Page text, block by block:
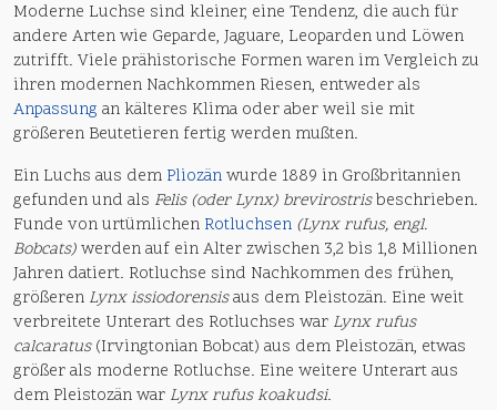
Moderne Luchse sind kleiner, eine Tendenz, die auch für
andere Arten wie Geparde, Jaguare, Leoparden und Löwen
zutrifft. Viele prähistorische Formen waren im Vergleich zu
ihren modernen Nachkommen Riesen, entweder als
Anpassung an kälteres Klima oder aber weil sie mit
größeren Beutetieren fertig werden mußten.
Ein Luchs aus dem Pliozänwurde 1889 in Großbritannien
gefunden und als Felis (oder Lynx) brevirostrisbeschrieben.
Funde von urtümlichen Rotluchsen (Lynx rufus, engl.
Bobcats)werden auf ein Alter zwischen 3,2 bis 1,8 Millionen
Jahren datiert. Rotluchse sind Nachkommen des frühen,
größeren Lynx issiodorensisaus dem Pleistozän. Eine weit
verbreitete Unterart des Rotluchses war Lynx rufus
calcaratus(Irvingtonian Bobcat) aus dem Pleistozän, etwas
größer als moderne Rotluchse. Eine weitere Unterart aus
dem Pleistozän war Lynx rufus koakudsi.